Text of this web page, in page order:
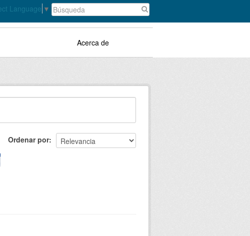
Language ▼
Acerca de
Ordenar por